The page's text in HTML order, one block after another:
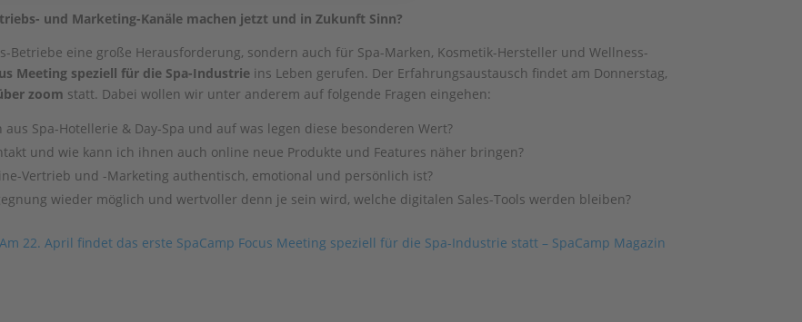
und Marketing-Kanäle machen jetzt und in Zukunft Sinn?
eine große Herausforderung, sondern auch für Spa-Marken, Kosmetik-Hersteller und Wellness-
Meeting speziell für die Spa-Industrie ins Leben gerufen. Der Erfahrungsaustausch findet am Donnerstag,
zoom statt. Dabei wollen wir unter anderem auf folgende Fragen eingehen:
Spa-Hotellerie & Day-Spa und auf was legen diese besonderen Wert?
und wie kann ich ihnen auch online neue Produkte und Features näher bringen?
Vertrieb und -Marketing authentisch, emotional und persönlich ist?
wieder möglich und wertvoller denn je sein wird, welche digitalen Sales-Tools werden bleiben?
22. April findet das erste SpaCamp Focus Meeting speziell für die Spa-Industrie statt – SpaCamp Magazin